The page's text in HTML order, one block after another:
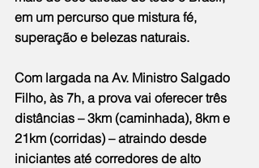
em um percurso que mistura fé,
superação e belezas naturais.
Com largada na Av. Ministro Salgado
Filho, às 7h, a prova vai oferecer três
distâncias – 3km (caminhada), 8km e
21km (corridas) – atraindo desde
iniciantes até corredores de alto